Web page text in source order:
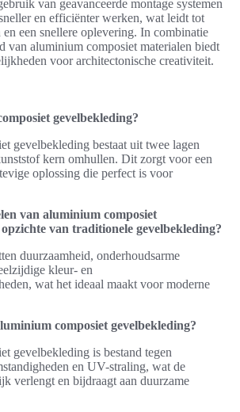
van geavanceerde montage systemen
en efficiënter werken, wat leidt tot
en een snellere oplevering. In combinatie
van aluminium composiet materialen biedt
voor architectonische creativiteit.
gevelbekleding?
gevelbekleding bestaat uit twee lagen
kern omhullen. Dit zorgt voor een
oplossing die perfect is voor
van aluminium composiet
van traditionele gevelbekleding?
duurzaamheid, onderhoudsarme
kleur- en
wat het ideaal maakt voor moderne
composiet gevelbekleding?
gevelbekleding is bestand tegen
en UV-straling, wat de
verlengt en bijdraagt aan duurzame